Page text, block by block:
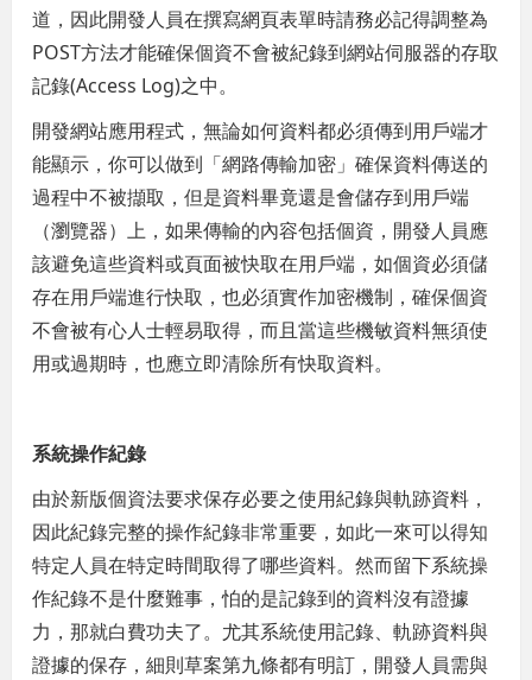
道，因此開發人員在撰寫網頁表單時請務必記得調整為
POST方法才能確保個資不會被紀錄到網站伺服器的存取
記錄(Access Log)之中。
開發網站應用程式，無論如何資料都必須傳到用戶端才
能顯示，你可以做到「網路傳輸加密」確保資料傳送的
過程中不被擷取，但是資料畢竟還是會儲存到用戶端
（瀏覽器）上，如果傳輸的內容包括個資，開發人員應
該避免這些資料或頁面被快取在用戶端，如個資必須儲
存在用戶端進行快取，也必須實作加密機制，確保個資
不會被有心人士輕易取得，而且當這些機敏資料無須使
用或過期時，也應立即清除所有快取資料。
系統操作紀錄
由於新版個資法要求保存必要之使用紀錄與軌跡資料，
因此紀錄完整的操作紀錄非常重要，如此一來可以得知
特定人員在特定時間取得了哪些資料。然而留下系統操
作紀錄不是什麼難事，怕的是記錄到的資料沒有證據
力，那就白費功夫了。尤其系統使用記錄、軌跡資料與
證據的保存，細則草案第九條都有明訂，開發人員需與